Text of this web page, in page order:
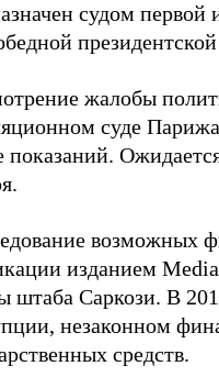
судом первой
жалобы
суде
показаний.
возможных
изданием
штаба Саркози. В
незаконном
средств.